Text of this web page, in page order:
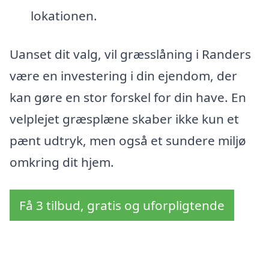
lokationen.
Uanset dit valg, vil græsslåning i Randers
være en investering i din ejendom, der
kan gøre en stor forskel for din have. En
velplejet græsplæne skaber ikke kun et
pænt udtryk, men også et sundere miljø
omkring dit hjem.
Få 3 tilbud, gratis og uforpligtende